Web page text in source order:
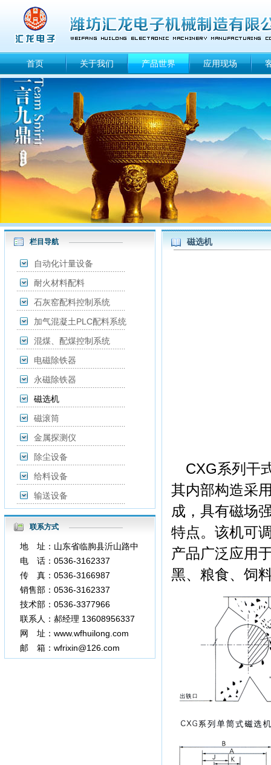
首页 关于我们 产品世界 应用现场
栏目导航
自动化计量设备
耐火材料配料
石灰窑配料控制系统
加气混凝土PLC配料系统
混煤、配煤控制系统
电磁除铁器
永磁除铁器
磁选机
磁滚筒
金属探测仪
除尘设备
给料设备
输送设备
联系方式
地 址：山东省临朐县沂山路中
段
电 话：0536-3162337
传 真：0536-3166987
3377966
销售部：0536-3162337
技术部：0536-3377966
联系人：郝经理 13608956337
网 址：www.wfhuilong.com
邮 箱：wfrixin@126.com
磁选机
CXG系列干
其内部构造采
成，具有磁场
特点。该机可
产品广泛应用
黑、粮食、饲